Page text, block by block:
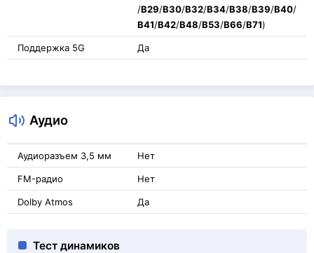
/B29/B30/B32/B34/B38/B39/B40/
B41/B42/B48/B53/B66/B71)
Поддержка 5G Да
Аудио
Аудиоразъем 3,5 мм Нет
FM-радио Нет
Dolby Atmos Да
Тест динамиков